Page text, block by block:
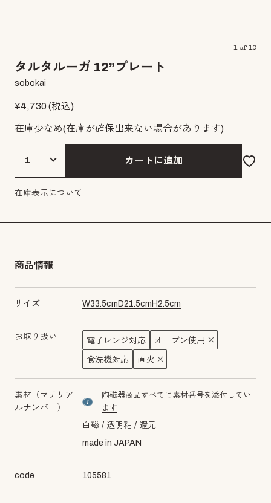
1of 10
タルタルーガ 12”プレート
sobokai
¥4,730(税込)
在庫少なめ(在庫が確保出来ない場合があります)
カートに追加
在庫表示について
商品情報
サイズ W33.5cm D21.5cm H2.5cm
お取り扱い 電子レンジ対応 オーブン使用
食洗機対応 直火
素材（マテリア
ルナンバー）
material number7
陶磁器商品すべてに素材番号を添付してい
ます
白磁 透明釉
還元
made in JAPAN
code 105581